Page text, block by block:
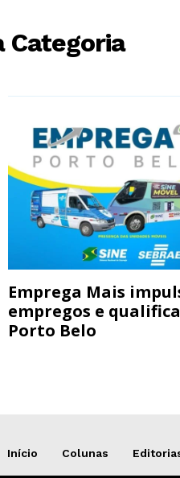
Categoria
Emprega Mais
empregos e
Porto Belo
Início Colunas